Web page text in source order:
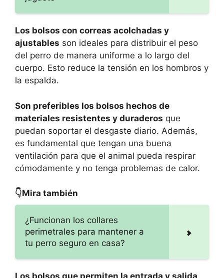
Los bolsos con correas acolchadas y
ajustables son ideales para distribuir el peso
del perro de manera uniforme a lo largo del
cuerpo. Esto reduce la tensión en los hombros y
la espalda.
Son preferibles los bolsos hechos de
materiales resistentes y duraderos que
puedan soportar el desgaste diario. Además,
es fundamental que tengan una buena
ventilación para que el animal pueda respirar
cómodamente y no tenga problemas de calor.
👇Mira también
¿Funcionan los collares
perimetrales para mantener a
tu perro seguro en casa?